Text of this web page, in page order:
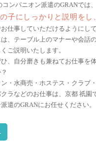
コンパニオン派遣のGRANでは
子にしっかりと説明をし
仕事していただけるようにして
、テーブル上のマナーや会話
ご説明いたします。
、自分磨きも兼ねてお仕事を
・水商売・ホステス・クラブ
ラなどのお仕事は、京都 祇園
遣のGRANにお任せください。